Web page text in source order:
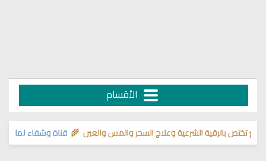
الأقسام
قناة وشفاء لما في بالرقية الشرعية وعلاج السحر والمس والعين 🌾